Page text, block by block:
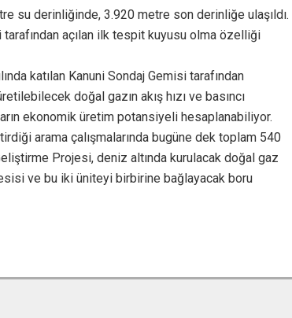
su derinliğinde, 3.920 metre son derinliğe ulaşıldı.
tarafından açılan ilk tespit kuyusu olma özelliği
katılan Kanuni Sondaj Gemisi tarafından
doğal gazın akış hızı ve basıncı
ekonomik üretim potansiyeli hesaplanabiliyor.
arama çalışmalarında bugüne dek toplam 540
Projesi, deniz altında kurulacak doğal gaz
ve bu iki üniteyi birbirine bağlayacak boru